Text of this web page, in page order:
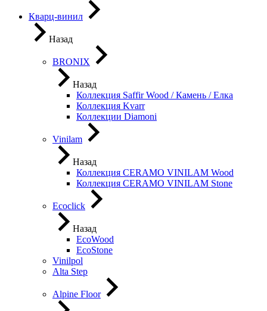
Кварц-винил
Назад
BRONIX
Назад
Коллекция Saffir Wood / Камень / Елка
Коллекция Kvarr
Коллекции Diamoni
Vinilam
Назад
Коллекция CERAMO VINILAM Wood
Коллекция CERAMO VINILAM Stone
Ecoclick
Назад
EcoWood
EcoStone
Vinilpol
Alta Step
Alpine Floor